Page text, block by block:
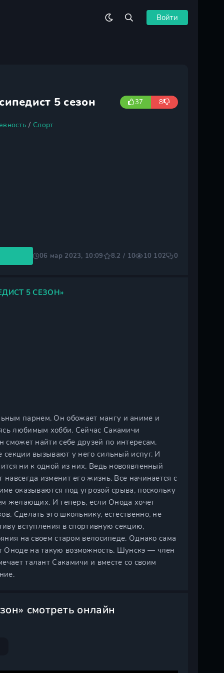
Войти
5 сезон 37 8
/ Спорт
06 мар 2023, 10:09 8.2 / 10 10 102 0
5 СЕЗОН»
парнем. Он обожает мангу и аниме и
любимым хобби. Сейчас Сакамичи
найти себе друзей по интересам.
вызывают у него сильный испуг. И
ни к одной из них. Ведь новоявленный
изменит его жизнь. Все начинается с
оказываются под угрозой срыва, поскольку
желающих. И теперь, если Онода хочет
Сделать это школьнику, естественно, не
вступления в спортивную секцию,
на своем старом велосипеде. Однако сама
Оноде на такую возможность. Шунскэ — член
талант Сакамичи и вместе со своим
смотреть онлайн